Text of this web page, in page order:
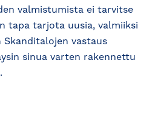
valmistumista ei tarvitse
tapa tarjota uusia, valmiiksi
vastaus
sinua varten rakennettu